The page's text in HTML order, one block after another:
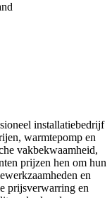
installatiebedrijf
warmtepomp en
vakbekwaamheid,
prijzen hen om hun
en
prijsverwarring en